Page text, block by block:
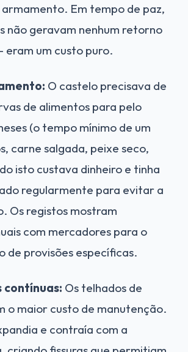
Em tempo de paz,
não geravam nenhum retorno
eram um custo puro.
O castelo precisava de
de alimentos para pelo
(o tempo mínimo de um
carne salgada, peixe seco,
isto custava dinheiro e tinha
regularmente para evitar a
Os registos mostram
com mercadores para o
de provisões específicas.
contínuas: Os telhados de
o maior custo de manutenção.
e contraía com a